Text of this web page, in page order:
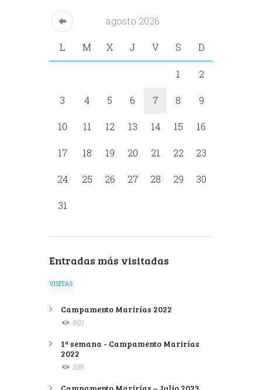
agosto 2026
L M X J V S D
1 2
3 4 5 6 7 8 9
10 11 12 13 14 15 16
17 18 19 20 21 22 23
24 25 26 27 28 29 30
31
Entradas más visitadas
VISITAS
Campamento Marirías 2022
601
1ª semana - Campamento Marirías
2022
535